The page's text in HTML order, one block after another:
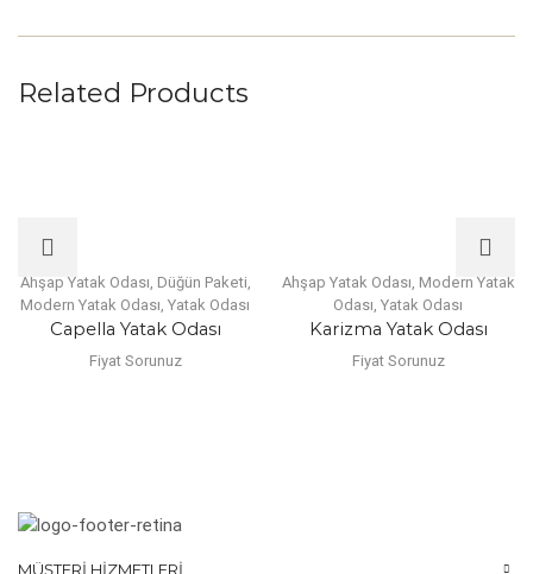
Related Products
Ahşap Yatak Odası, Düğün Paketi,
Modern Yatak Odası, Yatak Odası
Capella Yatak Odası
Fiyat Sorunuz
Ahşap Yatak Odası, Modern Yatak
Odası, Yatak Odası
Karizma Yatak Odası
Fiyat Sorunuz
MÜŞTERI HIZMETLERI